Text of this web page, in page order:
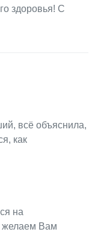
здоровья! С
всё объяснила,
как
на
желаем Вам